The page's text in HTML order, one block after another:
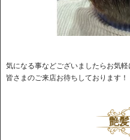
気になる事などございましたらお気軽
皆さまのご来店お待ちしております！
艶